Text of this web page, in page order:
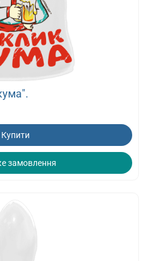
Купити
замовлення